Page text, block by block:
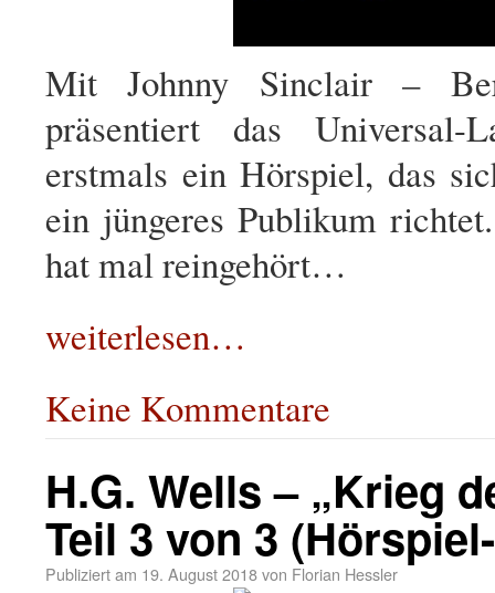
Mit Johnny Sinclair –
präsentiert das Universal-
erstmals ein Hörspiel, das
ein jüngeres Publikum
hat mal reingehört…
weiterlesen…
Keine Kommentare
H.G. Wells – „Krieg
Teil 3 von 3
Publiziert am 19. August 2018von Florian Hessler